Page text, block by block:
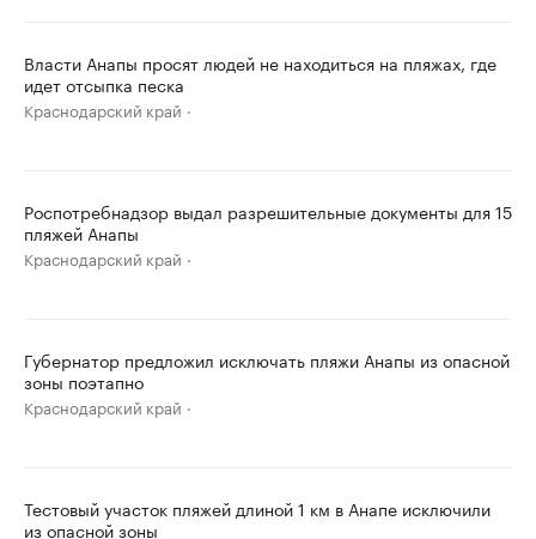
Власти Анапы просят людей не находиться на пляжах, где
идет отсыпка песка
Краснодарский край
Роспотребнадзор выдал разрешительные документы для 15
пляжей Анапы
Краснодарский край
Губернатор предложил исключать пляжи Анапы из опасной
зоны поэтапно
Краснодарский край
Тестовый участок пляжей длиной 1 км в Анапе исключили
из опасной зоны